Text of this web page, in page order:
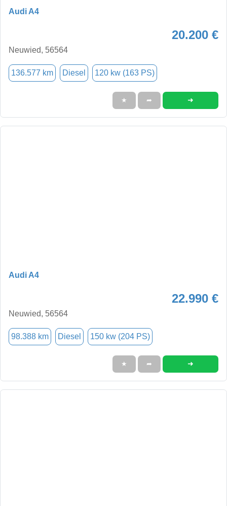
Audi A4
20.200 €
Neuwied, 56564
136.577 km Diesel 120 kw (163 PS)
★ ➦ ➜
Audi A4
22.990 €
Neuwied, 56564
98.388 km Diesel 150 kw (204 PS)
★ ➦ ➜